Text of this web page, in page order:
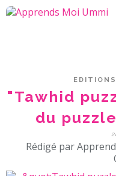
"Tawhid
du
Rédigé par